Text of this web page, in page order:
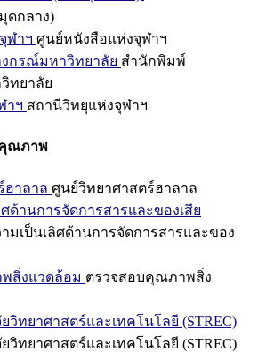
ดกลาง)
ฬาฯ ศูนย์หนังสือแห่งจุฬาฯ
กรณ์มหาวิทยาลัย สำนักพิมพ์
ทยาลัย
าฯ สถานีวิทยุแห่งจุฬาฯ
คุณภาพ
ฮาลาล ศูนย์วิทยาศาสตร์ฮาลาล
ด้านการจัดการสารและของเสีย
มเป็นเลิศด้านการจัดการสารและของ
สิ่งแวดล้อม ตรวจสอบคุณภาพสิ่ง
วิทยาศาสตร์และเทคโนโลยี (STREC)
วิทยาศาสตร์และเทคโนโลยี (STREC)